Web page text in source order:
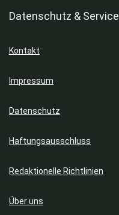
Datenschutz & Service
Kontakt
Impressum
Datenschutz
Haftungsausschluss
Redaktionelle Richtlinien
Über uns